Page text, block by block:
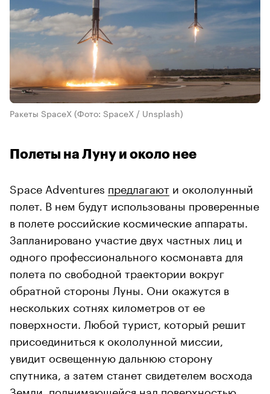
Ракеты SpaceX (Фото: SpaceX / Unsplash)
Полеты на Луну и около нее
Space Adventures предлагают и окололунный
полет. В нем будут использованы проверенные
в полете российские космические аппараты.
Запланировано участие двух частных лиц и
одного профессионального космонавта для
полета по свободной траектории вокруг
обратной стороны Луны. Они окажутся в
нескольких сотнях километров от ее
поверхности. Любой турист, который решит
присоединиться к окололунной миссии,
увидит освещенную дальнюю сторону
спутника, а затем станет свидетелем восхода
Земли, поднимающейся над поверхностью